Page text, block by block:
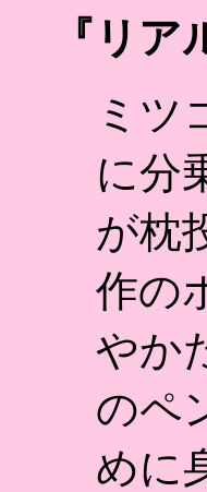
『リ
ミツ
に分
が枕
作の
やか
のペ
めに